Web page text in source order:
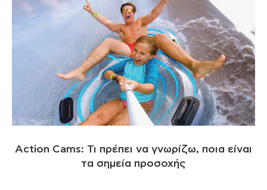
Action Cams: Τι πρέπει να γνωρίζω, ποια είναι
τα σημεία προσοχής